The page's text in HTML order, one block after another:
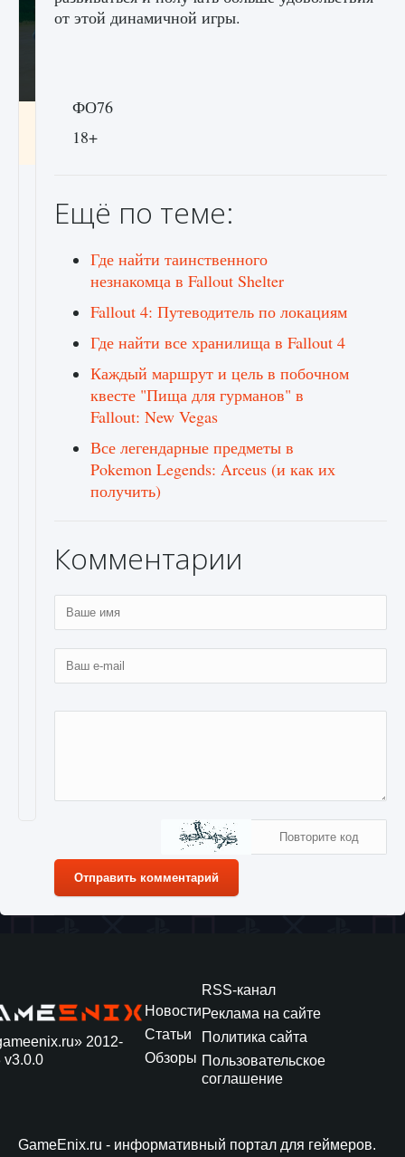
Как включить чат в Fortnite
9 августа 2024
от этой динамичной игры.
ФО76
18+
Ещё по теме:
Где найти таинственного
незнакомца в Fallout Shelter
Fallout 4: Путеводитель по локациям
Где найти все хранилища в Fallout 4
Каждый маршрут и цель в побочном
квесте "Пища для гурманов" в
Fallout: New Vegas
Все легендарные предметы в
Pokemon Legends: Arceus (и как их
получить)
Комментарии
Отправить комментарий
2012-
v3.0.0
Новости
Статьи
Обзоры
RSS-канал
Реклама на сайте
Политика сайта
Пользовательское
соглашение
GameEnix.ru - информативный портал для геймеров.